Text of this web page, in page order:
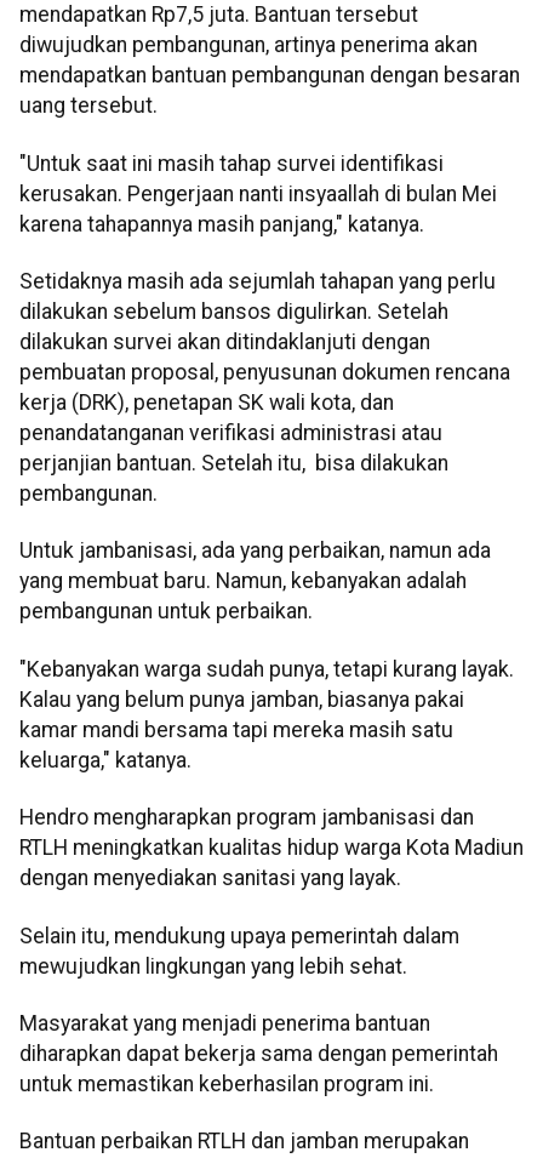
mendapatkan Rp7,5 juta. Bantuan tersebut
diwujudkan pembangunan, artinya penerima akan
mendapatkan bantuan pembangunan dengan besaran
uang tersebut.
"Untuk saat ini masih tahap survei identifikasi
kerusakan. Pengerjaan nanti insyaallah di bulan Mei
karena tahapannya masih panjang," katanya.
Setidaknya masih ada sejumlah tahapan yang perlu
dilakukan sebelum bansos digulirkan. Setelah
dilakukan survei akan ditindaklanjuti dengan
pembuatan proposal, penyusunan dokumen rencana
kerja (DRK), penetapan SK wali kota, dan
penandatanganan verifikasi administrasi atau
perjanjian bantuan. Setelah itu, bisa dilakukan
pembangunan.
Untuk jambanisasi, ada yang perbaikan, namun ada
yang membuat baru. Namun, kebanyakan adalah
pembangunan untuk perbaikan.
"Kebanyakan warga sudah punya, tetapi kurang layak.
Kalau yang belum punya jamban, biasanya pakai
kamar mandi bersama tapi mereka masih satu
keluarga," katanya.
Hendro mengharapkan program jambanisasi dan
RTLH meningkatkan kualitas hidup warga Kota Madiun
dengan menyediakan sanitasi yang layak.
Selain itu, mendukung upaya pemerintah dalam
mewujudkan lingkungan yang lebih sehat.
Masyarakat yang menjadi penerima bantuan
diharapkan dapat bekerja sama dengan pemerintah
untuk memastikan keberhasilan program ini.
Bantuan perbaikan RTLH dan jamban merupakan